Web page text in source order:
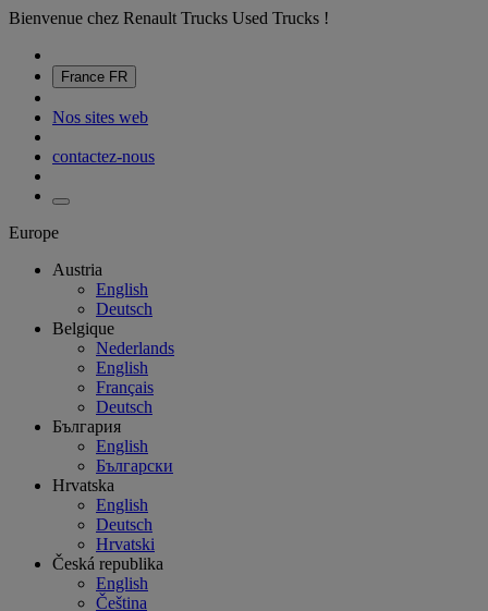
Bienvenue chez Renault Trucks Used Trucks !
France FR
Nos sites web
contactez-nous
Europe
Austria
English
Deutsch
Belgique
Nederlands
English
Français
Deutsch
България
English
Български
Hrvatska
English
Deutsch
Hrvatski
Česká republika
English
Čeština